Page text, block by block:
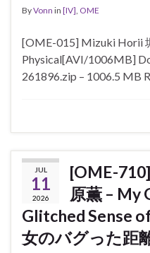
ByVonn in [IV], OME
[OME-015] Mizuki Horii
Physical[AVI/1006MB]
261896.zip – 1006.5 MB
JUL
11
2026
[OME-
原薫 – My
Glitched Sense
女のバグった距